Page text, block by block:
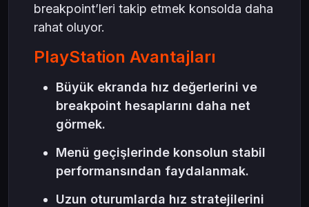
breakpoint’leri takip etmek konsolda daha
rahat oluyor.
PlayStation Avantajları
Büyük ekranda hız değerlerini ve
breakpoint hesaplarını daha net
görmek.
Menü geçişlerinde konsolun stabil
performansından faydalanmak.
Uzun oturumlarda hız stratejilerini